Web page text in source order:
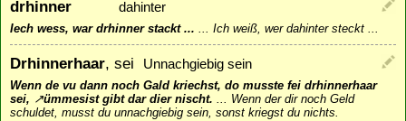
drhinner dahinter
Iech wess, war drhinner stackt ... ... Ich weiß, wer dahinter steckt ...
Drhinnerhaar, sei Unnachgiebig sein
Wenn de vu dann noch Gald kriechst, do musste fei drhinnerhaar
sei, ↗ümmesistgibt dar dier nischt. ... Wenn der dir noch Geld
schuldet, musst du unnachgiebig sein, sonst kriegst du nichts.